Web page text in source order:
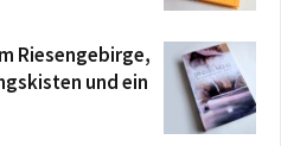
Riesengebirge,
und ein